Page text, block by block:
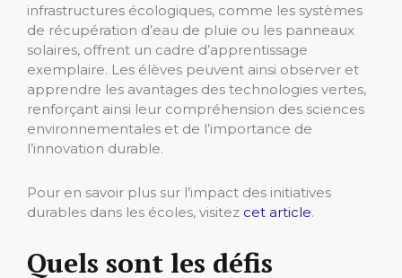
infrastructures écologiques, comme les systèmes
de récupération d’eau de pluie ou les panneaux
solaires, offrent un cadre d’apprentissage
exemplaire. Les élèves peuvent ainsi observer et
apprendre les avantages des technologies vertes,
renforçant ainsi leur compréhension des sciences
environnementales et de l’importance de
l’innovation durable.
Pour en savoir plus sur l’impact des initiatives
durables dans les écoles, visitez cet article.
Quels sont les défis